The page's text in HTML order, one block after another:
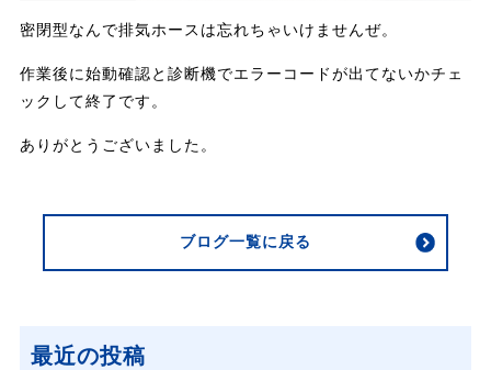
密閉型なんで排気ホースは忘れちゃいけませんぜ。
作業後に始動確認と診断機でエラーコードが出てないかチェ
ックして終了です。
ありがとうございました。
ブログ一覧に戻る
最近の投稿